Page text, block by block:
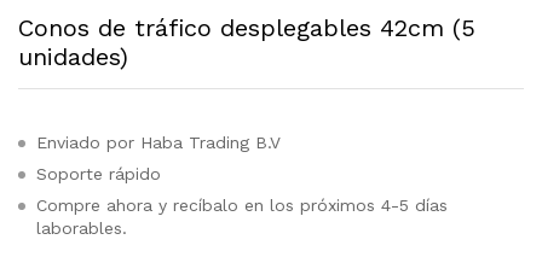
Conos de tráfico desplegables 42cm (5
unidades)
Enviado por Haba Trading B.V
Soporte rápido
Compre ahora y recíbalo en los próximos 4-5 días
laborables.